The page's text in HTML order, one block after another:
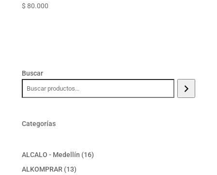
$ 80.000
Buscar
Categorías
ALCALO - Medellín 1616
ALKOMPRAR 1313